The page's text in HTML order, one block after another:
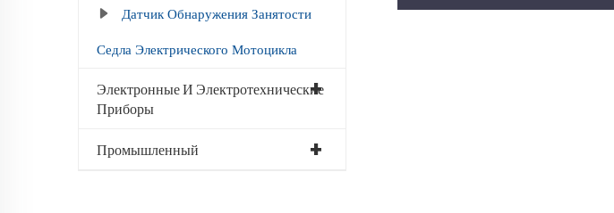
Датчик Обнаружения Занятости
Седла Электрического Мотоцикла
Электронные И Электротехнические
Приборы
Промышленный